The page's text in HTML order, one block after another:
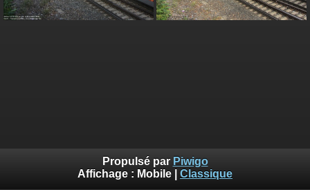
Propulsé par Piwigo
Affichage : Mobile Classique